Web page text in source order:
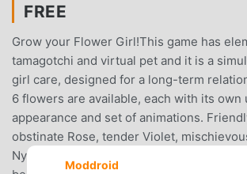
FREE
Grow your Flower Girl!This game has
tamagotchi and virtual pet and it is a
girl care, designed for a long-term
6 flowers are available, each with its own
appearance and set of animations.
obstinate Rose, tender Violet,
Nymphea and sleepy Pulsatilla.Let these
Moddroid